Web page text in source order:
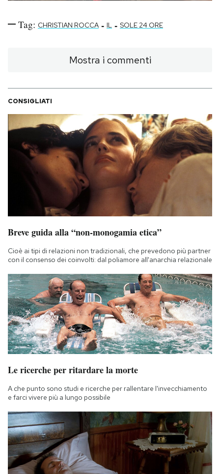
Tag: CHRISTIAN ROCCA - IL - SOLE 24 ORE
Mostra i commenti
CONSIGLIATI
Breve guida alla “non-monogamia etica”
Cioè ai tipi di relazioni non tradizionali, che prevedono più partner
con il consenso dei coinvolti: dal poliamore all'anarchia relazionale
Le ricerche per ritardare la morte
A che punto sono studi e ricerche per rallentare l'invecchiamento
e farci vivere più a lungo possibile